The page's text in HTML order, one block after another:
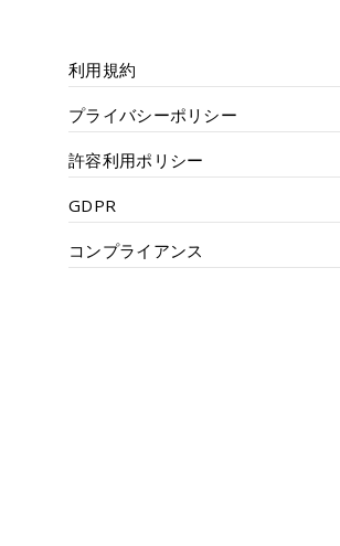
利用規約
プライバシーポリシー
許容利用ポリシー
GDPR
コンプライアンス